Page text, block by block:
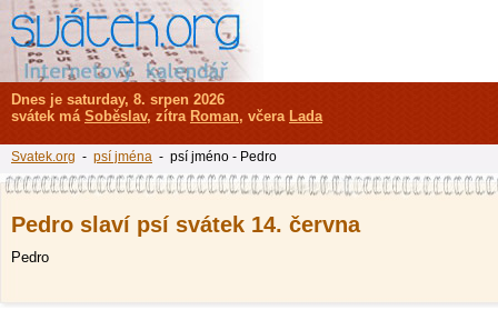
Pedro slaví psí svátek 14. června
Pedro
Dnes je saturday, 8. srpen 2026
svátek má Soběslav, zítra Roman, včera Lada
Svatek.org - psí jména - psí jméno - Pedro